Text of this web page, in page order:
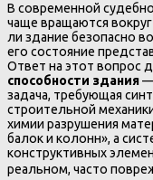
В современной
чаще вращаются
ли здание безопасно
его состояние
Ответ на этот вопрос
способности здания—
задача, требующая
строительной
химии разрушения
балок и колонн», а
конструктивных
реальном, часто